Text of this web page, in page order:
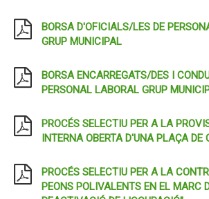
BORSA D'OFICIALS/LES DE
GRUP MUNICIPAL
BORSA ENCARREGATS/DES I
PERSONAL LABORAL GRUP
PROCÉS SELECTIU PER A LA
INTERNA OBERTA D'UNA PLAÇA DE
PROCÉS SELECTIU PER A LA
PEONS POLIVALENTS EN EL MARC